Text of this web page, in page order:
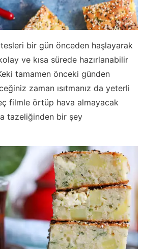
bir gün önceden haşlayarak
ve kısa sürede hazırlanabilir
tamamen önceki günden
zaman ısıtmanız da yeterli
filmle örtüp hava almayacak
tazeliğinden bir şey